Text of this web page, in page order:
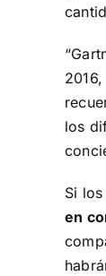
los
Si
en